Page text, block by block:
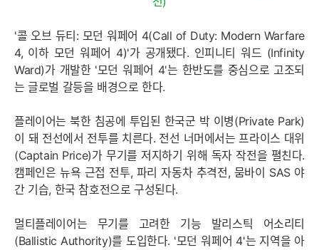
'콜 오브 듀티: 모던 워페어 4(Call of Duty: Modern Warfare
4, 이하 모던 워페어 4)'가 공개됐다. 인피니티 워드 (Infinity
Ward)가 개발한 '모던 워페어 4'는 한반도를 중심으로 고조되
는 글로벌 갈등을 배경으로 한다.
플레이어는 북한 침공에 투입된 한국군 박 이병(Private Park)
이 돼 전선에서 전투를 치른다. 전선 너머에서는 프라이스 대위
(Captain Price)가 무기를 저지하기 위해 독자 작전을 펼친다.
캠페인은 뉴욕 근접 전투, 파리 자동차 추격전, 뭄바이 SAS 야
간 기습, 한국 참호전으로 구성된다.
멀티플레이어는 무기를 고려한 기능 발리스틱 어소리티
(Ballistic Authority)를 도입한다. '모던 워페어 4'는 지역을 아